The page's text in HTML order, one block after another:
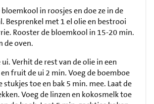
in roosjes en doe ze in de
Besprenkel met 1 el olie en bestrooi
Rooster de bloemkool in 15-20 min.
de oven.
Verhit de rest van de olie in een
fruit de ui 2 min. Voeg de boemboe
stukjes toe en bak 5 min. mee. Laat de
Voeg de linzen en kokosmelk toe